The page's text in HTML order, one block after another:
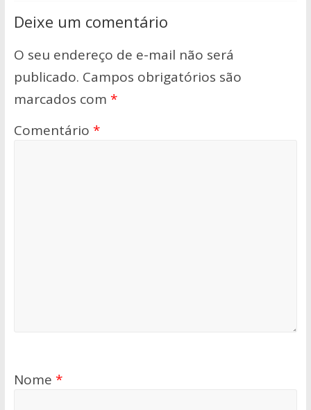
Deixe um comentário
O seu endereço de e-mail não será
publicado. Campos obrigatórios são
marcados com *
Comentário *
Nome *